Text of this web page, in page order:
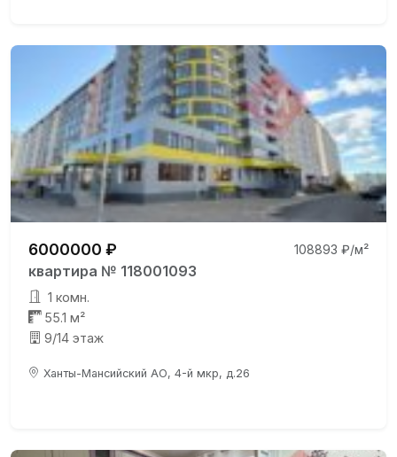
6000000 ₽ 108893 ₽/м²
квартира № 118001093
1 комн.
55.1 м²
9/14 этаж
Ханты-Мансийский АО, 4-й мкр, д.26